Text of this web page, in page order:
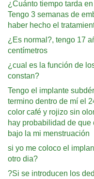
¿Cuánto tiempo tarda
Tengo 3 semanas de
haber hecho el
¿Es normal?, tengo 17
centímetros
¿cual es la función de
constan?
Tengo el implante
termino dentro de mí el
color café y rojizo sin
hay probabilidad de que
bajo la mi menstruación
si yo me coloco el
otro dia?
?Si se introducen los